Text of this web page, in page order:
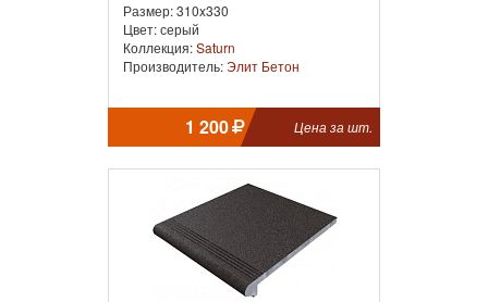
Размер: 310x330
Цвет: серый
Коллекция:Saturn
Производитель:Элит Бетон
1 200 Цена за шт.